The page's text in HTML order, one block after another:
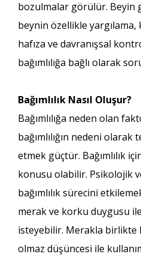
bozulmalar görülür. Beyin
beynin özellikle
hafıza ve davranışsal
bağımlılığa bağlı olarak
Bağımlılık Nasıl Oluşur?
Bağımlılığa neden olan
bağımlılığın nedeni
etmek güçtür. Bağımlılık
konusu olabilir. Psikolojik
bağımlılık sürecini
merak ve korku duygusu
isteyebilir. Merakla birlikte
olmaz düşüncesi ile